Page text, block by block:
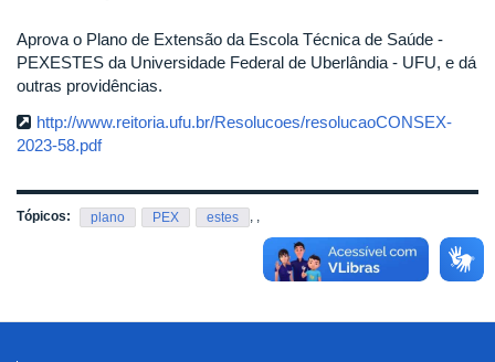
Aprova o Plano de Extensão da Escola Técnica de Saúde -
PEXESTES da Universidade Federal de Uberlândia - UFU, e dá
outras providências.
http://www.reitoria.ufu.br/Resolucoes/resolucaoCONSEX-
2023-58.pdf
Tópicos: plano ,
PEX ,
estes